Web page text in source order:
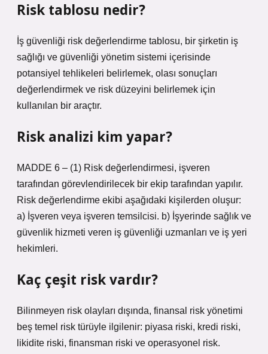
Risk tablosu nedir?
İş güvenliği risk değerlendirme tablosu, bir şirketin iş
sağlığı ve güvenliği yönetim sistemi içerisinde
potansiyel tehlikeleri belirlemek, olası sonuçları
değerlendirmek ve risk düzeyini belirlemek için
kullanılan bir araçtır.
Risk analizi kim yapar?
MADDE 6 – (1) Risk değerlendirmesi, işveren
tarafından görevlendirilecek bir ekip tarafından yapılır.
Risk değerlendirme ekibi aşağıdaki kişilerden oluşur:
a) İşveren veya işveren temsilcisi. b) İşyerinde sağlık ve
güvenlik hizmeti veren iş güvenliği uzmanları ve iş yeri
hekimleri.
Kaç çeşit risk vardır?
Bilinmeyen risk olayları dışında, finansal risk yönetimi
beş temel risk türüyle ilgilenir: piyasa riski, kredi riski,
likidite riski, finansman riski ve operasyonel risk.